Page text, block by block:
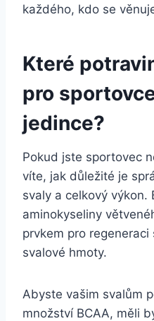
každého, kdo se
Které
pro
jedince?
Pokud jste sportovec
víte, jak důležité je
svaly a celkový výkon.
aminokyseliny
prvkem pro
svalové hmoty.
Abyste vašim svalům
množství BCAA, měli